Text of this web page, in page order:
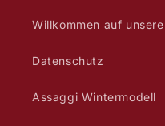
Willkommen auf
Datenschutz
Assaggi Wintermodell